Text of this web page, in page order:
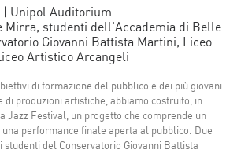
| Unipol Auditorium
Mirra, studenti dell'Accademia di Belle
Giovanni Battista Martini, Liceo
Artistico Arcangeli
di formazione del pubblico e dei più giovani
produzioni artistiche, abbiamo costruito, in
Jazz Festival, un progetto che comprende un
performance finale aperta al pubblico. Due
studenti del Conservatorio Giovanni Battista